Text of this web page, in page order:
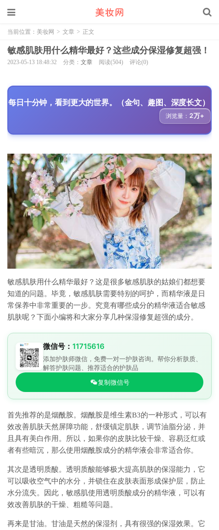
当前位置： 美妆网 > 文章 > 正文
敏感肌肤用什么精华最好？这些成分保湿修复超强！
2023-05-13 18:48:32 分类： 文章 阅读(504) 评论(0)
每日十分钟，看到更大的世界。（金句、趣图、深度长文）
浏览量： 2万+
敏感肌肤用什么精华最好？这是很多敏感肌肤的姑娘们都想要
知道的问题。毕竟，敏感肌肤需要特别的呵护，而精华液是日
常保养中非常重要的一步。究竟有哪些成分的精华液适合敏感
肌肤呢？下面小编将和大家分享几种保湿修复超强的成分。
微信号： 11715616
添加护肤师微信，免费一对一护肤咨询。帮你分析肤质、
解答护肤问题、推荐适合的护肤品
复制微信号
首先推荐的是烟酰胺。烟酰胺是维生素B3的一种形式，可以有
效改善肌肤天然屏障功能，舒缓镇定肌肤，调节油脂分泌，并
且具有美白作用。所以，如果你的皮肤比较干燥、容易泛红或
者有些暗沉，那么使用烟酰胺成分的精华液会非常适合你。
其次是透明质酸。透明质酸能够极大提高肌肤的保湿能力，它
可以吸收空气中的水分，并锁住在皮肤表面形成保护层，防止
水分流失。因此，敏感肌使用透明质酸成分的精华液，可以有
效改善肌肤的干燥、粗糙等问题。
再来是甘油。甘油是天然的保湿剂，具有很强的保湿效果。它